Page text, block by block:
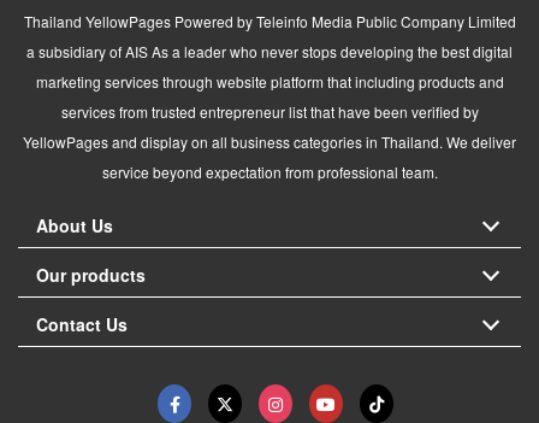
Thailand YellowPages Powered by Teleinfo Media Public Company Limited
a subsidiary of AIS As a leader who never stops developing the best digital
marketing services through website platform that including products and
services from trusted entrepreneur list that have been verified by
YellowPages and display on all business categories in Thailand. We deliver
service beyond expectation from professional team.
About Us
Our products
Contact Us